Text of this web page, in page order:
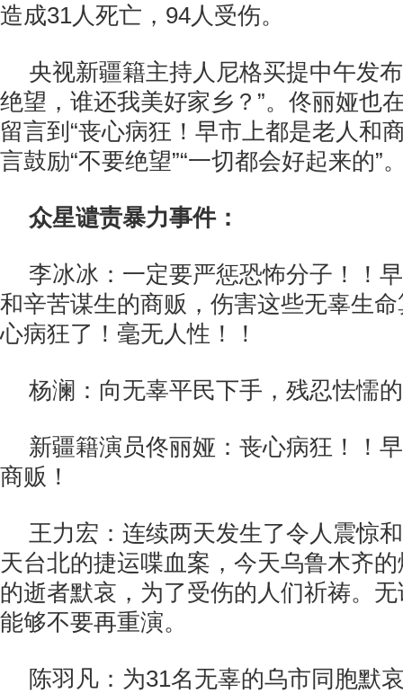
造成31人死亡，94人受伤。
央视新疆籍主持人尼格买提中午发
绝望，谁还我美好家乡？”。佟丽娅也
留言到“丧心病狂！早市上都是老人和
言鼓励“不要绝望”“一切都会好起来的”
众星谴责暴力事件：
李冰冰：一定要严惩恐怖分子！！
和辛苦谋生的商贩，伤害这些无辜生
心病狂了！毫无人性！！
杨澜：向无辜平民下手，残忍怯懦
新疆籍演员佟丽娅：丧心病狂！！
商贩！
王力宏：连续两天发生了令人震惊
天台北的捷运喋血案，今天乌鲁木齐
的逝者默哀，为了受伤的人们祈祷。
能够不要再重演。
陈羽凡：为31名无辜的乌市同胞默